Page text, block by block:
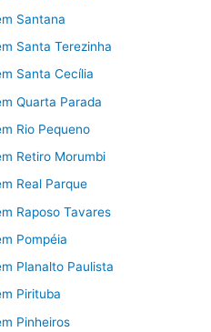
Santana
Santa Terezinha
Santa Cecília
Quarta Parada
Rio Pequeno
Retiro Morumbi
Real Parque
Raposo Tavares
Pompéia
Planalto Paulista
Pirituba
Pinheiros